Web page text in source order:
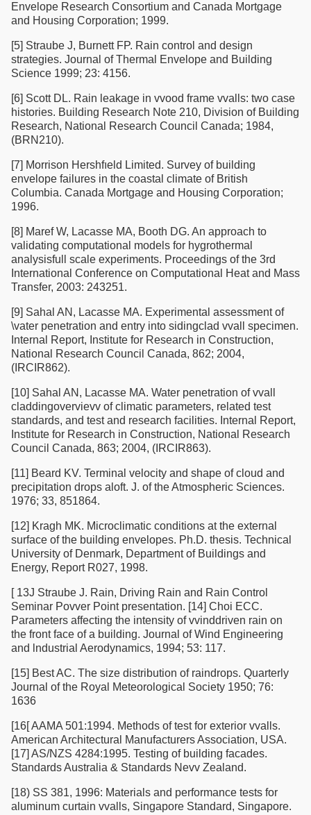
Envelope Research Consortium and Canada Mortgage
and Housing Corporation; 1999.
[5] Straube J, Burnett FP. Rain control and design
strategies. Journal of Thermal Envelope and Building
Science 1999; 23: 4156.
[6] Scott DL. Rain leakage in vvood frame vvalls: two case
histories. Building Research Note 210, Division of Building
Research, National Research Council Canada; 1984,
(BRN210).
[7] Morrison Hershfıeld Limited. Survey of building
envelope failures in the coastal climate of British
Columbia. Canada Mortgage and Housing Corporation;
1996.
[8] Maref W, Lacasse MA, Booth DG. An approach to
validating computational models for hygrothermal
analysisfull scale experiments. Proceedings of the 3rd
International Conference on Computational Heat and Mass
Transfer, 2003: 243251.
[9] Sahal AN, Lacasse MA. Experimental assessment of
\vater penetration and entry into sidingclad vvall specimen.
Internal Report, Institute for Research in Construction,
National Research Council Canada, 862; 2004,
(IRCIR862).
[10] Sahal AN, Lacasse MA. Water penetration of vvall
claddingovervievv of climatic parameters, related test
standards, and test and research facilities. Internal Report,
Institute for Research in Construction, National Research
Council Canada, 863; 2004, (IRCIR863).
[11] Beard KV. Terminal velocity and shape of cloud and
precipitation drops aloft. J. of the Atmospheric Sciences.
1976; 33, 851864.
[12] Kragh MK. Microclimatic conditions at the external
surface of the building envelopes. Ph.D. thesis. Technical
University of Denmark, Department of Buildings and
Energy, Report R027, 1998.
[ 13J Straube J. Rain, Driving Rain and Rain Control
Seminar Povver Point presentation. [14] Choi ECC.
Parameters affecting the intensity of vvinddriven rain on
the front face of a building. Journal of Wind Engineering
and lndustrial Aerodynamics, 1994; 53: 117.
[15] Best AC. The size distribution of raindrops. Quarterly
Journal of the Royal Meteorological Society 1950; 76:
1636
[16[ AAMA 501:1994. Methods of test for exterior vvalls.
American Architectural Manufacturers Association, USA.
[17] AS/NZS 4284:1995. Testing of building facades.
Standards Australia & Standards Nevv Zealand.
[18) SS 381, 1996: Materials and performance tests for
aluminum curtain vvalls, Singapore Standard, Singapore.